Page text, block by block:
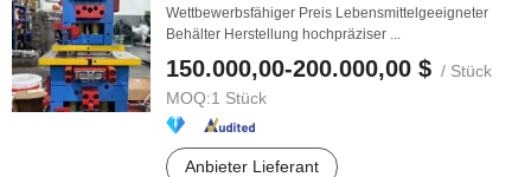
Wettbewerbsfähiger Preis Lebensmittelgeeigneter
Behälter Herstellung hochpräziser ...
150.000,00-200.000,00 $ / Stück
MOQ:1 Stück
Anbieter Lieferant